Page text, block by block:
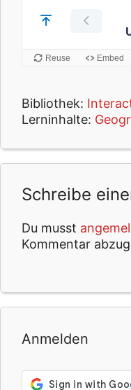
Bibliothek:
Lerninhalte:
Schreibe
Du musst
Kommentar
Anmelden